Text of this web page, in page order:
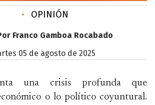
• OPINIÓN
Franco Gamboa Rocabado
05 de agosto de 2025
una crisis profunda que
o lo político coyuntural.